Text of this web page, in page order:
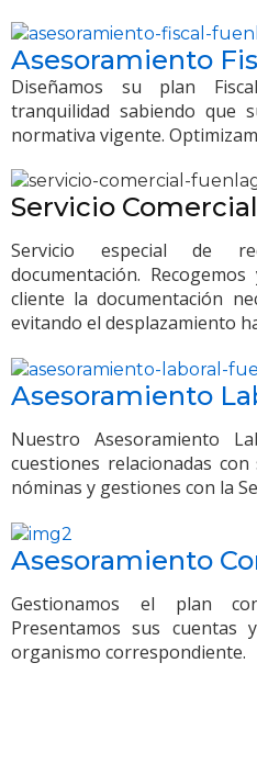
Asesoramiento
Diseñamos su plan
tranquilidad sabiendo que
normativa vigente.
Servicio Comercial
Servicio especial de
documentación.
cliente la documentación
evitando el desplazamiento
Asesoramiento
Nuestro Asesoramiento
cuestiones relacionadas
nóminas y gestiones con la
Asesoramiento
Gestionamos el plan
Presentamos sus
organismo correspondiente.